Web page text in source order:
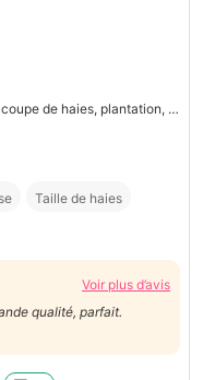
de haies, plantation, …
Taille de haies
Voir plus d’avis
qualité, parfait.